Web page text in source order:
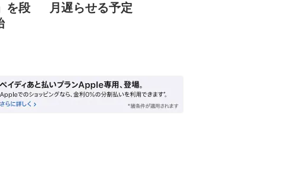
を段
月遅らせる予定